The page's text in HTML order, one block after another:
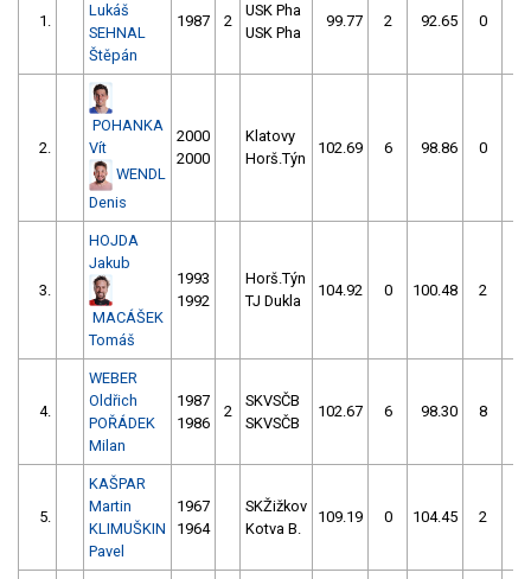
1.
Lukáš
SEHNAL
Štěpán
1987 2
USK Pha
USK Pha
99.77 2 92.65 0
2.
POHANKA
Vít
WENDL
Denis
2000
2000
Klatovy
Horš.Týn
102.69 6 98.86 0
3.
HOJDA
Jakub
MACÁŠEK
Tomáš
1993
1992
Horš.Týn
TJ Dukla
104.92 0 100.48 2
4.
WEBER
Oldřich
POŘÁDEK
Milan
1987
1986
2
SKVSČB
SKVSČB
102.67 6 98.30 8
5.
KAŠPAR
Martin
KLIMUŠKIN
Pavel
1967
1964
SKŽižkov
Kotva B.
109.19 0 104.45 2